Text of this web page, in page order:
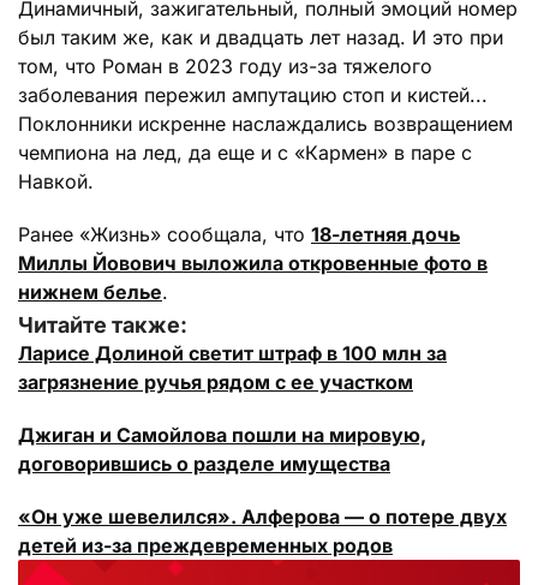
Динамичный, зажигательный, полный эмоций номер
был таким же, как и двадцать лет назад. И это при
том, что Роман в 2023 году из-за тяжелого
заболевания пережил ампутацию стоп и кистей...
Поклонники искренне наслаждались возвращением
чемпиона на лед, да еще и с «Кармен» в паре с
Навкой.
Ранее «Жизнь» сообщала, что 18-летняя дочь
Миллы Йовович выложила откровенные фото в
нижнем белье.
Читайте также:
Ларисе Долиной светит штраф в 100 млн за
загрязнение ручья рядом с ее участком
Джиган и Самойлова пошли на мировую,
договорившись о разделе имущества
«Он уже шевелился». Алферова — о потере двух
детей из-за преждевременных родов